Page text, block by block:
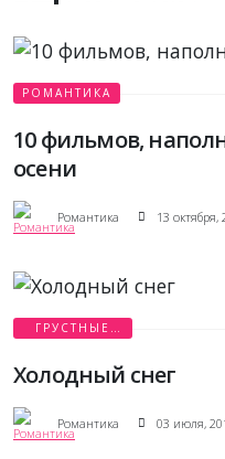
РОМАНТИКА
10 фильмов,
осени
Романтика 13 октября,
ГРУСТНЫЕ
ИСТОРИИ
Холодный снег
Романтика 03 июля,